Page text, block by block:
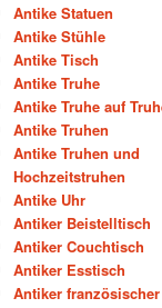
Antike Statuen
Antike Stühle
Antike Tisch
Antike Truhe
Antike Truhe auf
Antike Truhen
Antike Truhen und
Hochzeitstruhen
Antike Uhr
Antiker Beistelltisch
Antiker Couchtisch
Antiker Esstisch
Antiker